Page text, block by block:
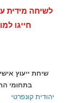
לשיחה מידית
חייגו למומחים
שיחת ייעוץ
בתחומי
יהודית קונפרטי